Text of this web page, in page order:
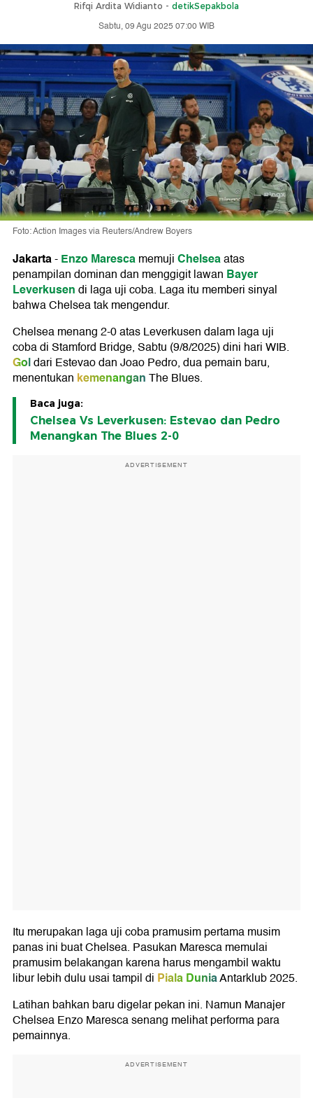
Rifqi Ardita Widianto - detikSepakbola
Sabtu, 09 Agu 2025 07:00 WIB
Foto: Action Images via Reuters/Andrew Boyers
Jakarta-Enzo MarescamemujiChelseaatas
penampilan dominan dan menggigit lawan Bayer
Leverkusendi laga uji coba. Laga itu memberi sinyal
bahwa Chelsea tak mengendur.
Chelsea menang 2-0 atas Leverkusen dalam laga uji
coba di Stamford Bridge, Sabtu (9/8/2025) dini hari WIB.
Goldari Estevao dan Joao Pedro, dua pemain baru,
menentukan kemenanganThe Blues.
Baca juga:
Chelsea Vs Leverkusen: Estevao dan Pedro
Menangkan The Blues 2-0
ADVERTISEMENT
Itu merupakan laga uji coba pramusim pertama musim
panas ini buat Chelsea. Pasukan Maresca memulai
pramusim belakangan karena harus mengambil waktu
libur lebih dulu usai tampil di Piala DuniaAntarklub 2025.
Latihan bahkan baru digelar pekan ini. Namun Manajer
Chelsea Enzo Maresca senang melihat performa para
pemainnya.
ADVERTISEMENT